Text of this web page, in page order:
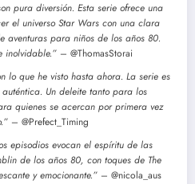
pura diversión. Esta serie ofrece una
el universo Star Wars con una clara
aventuras para niños de los años 80.
inolvidable.” – @ThomasStorai
lo que he visto hasta ahora. La serie es
Un deleite tanto para los
quienes se acercan por primera vez
– @Prefect_Timing
episodios evocan el espíritu de las
de los años 80, con toques de The
y emocionante.” – @nicola_aus